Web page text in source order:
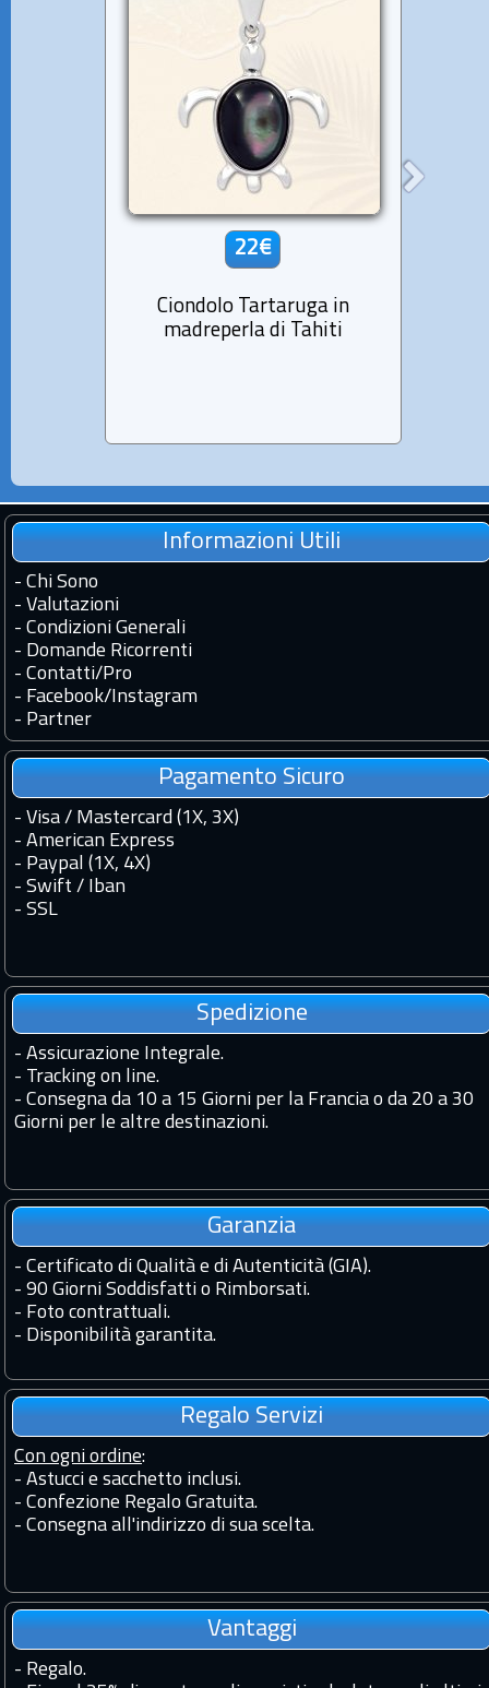
22€
Ciondolo Tartaruga in
madreperla di Tahiti
Informazioni Utili
- Chi Sono
- Valutazioni
- Condizioni Generali
- Domande Ricorrenti
- Contatti/Pro
- Facebook/Instagram
- Partner
Pagamento Sicuro
- Visa / Mastercard (1X, 3X)
- American Express
- Paypal (1X, 4X)
- Swift / Iban
- SSL
Spedizione
- Assicurazione Integrale.
- Tracking on line.
- Consegna da 10 a 15 Giorni per la Francia o da 20 a 30
Giorni per le altre destinazioni.
Garanzia
- Certificato di Qualità e di Autenticità (GIA).
- 90 Giorni Soddisfatti o Rimborsati.
- Foto contrattuali.
- Disponibilità garantita.
Regalo Servizi
Con ogni ordine:
- Astucci e sacchetto inclusi.
- Confezione Regalo Gratuita.
- Consegna all'indirizzo di sua scelta.
Vantaggi
- Regalo.